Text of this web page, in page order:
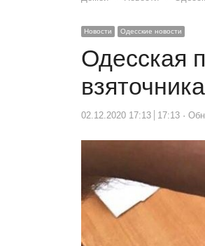
Новости Одесские новости
Одесская
02.12.2020 17:13 17:13